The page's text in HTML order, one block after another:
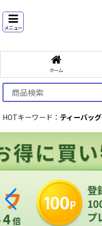
メニュー
ホーム
HOTキーワード： ティーバッグ